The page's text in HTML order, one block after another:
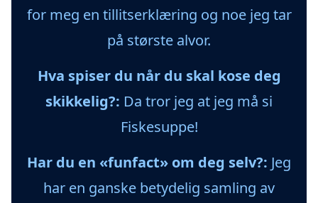
for meg en tillitserklæring og noe jeg tar
på største alvor.
Hva spiser du når du skal kose deg
skikkelig?: Da tror jeg at jeg må si
Fiskesuppe!
Har du en «funfact» om deg selv?: Jeg
har en ganske betydelig samling av